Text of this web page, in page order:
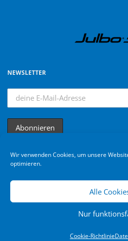
Wir verwenden Cookies, um unsere
optimieren.
Alle
Nur
Cookie-Richtlinie
NEWSLETTER
Bikebuebe © 2024. All